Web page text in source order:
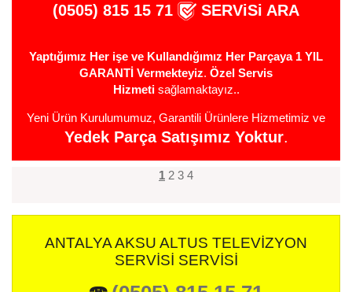
(0505) 815 15 71 SERViSi ARA
Yaptığımız Her işe ve Kullandığımız Her Parçaya 1 YIL
GARANTİ Vermekteyiz. Özel Servis
Hizmetisağlamaktayız..
Yeni Ürün Kurulumumuz, Garantili Ürünlere Hizmetimiz ve
Yedek Parça Satışımız Yoktur.
1 2 3 4
ANTALYA AKSU ALTUS TELEVIZYON
SERVISI SERVISI